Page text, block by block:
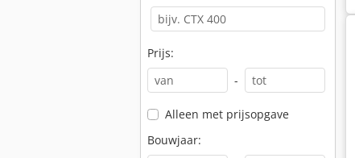
Prijs:
-
Alleen met prijsopgave
Bouwjaar: